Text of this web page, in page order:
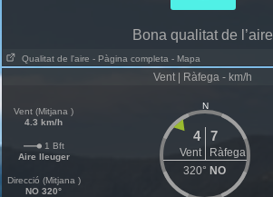
Bona qualitat de l’aire
Qualitat de l'aire - Pàgina completa - Mapa
Vent | Ràfega - km/h
Vent (Mitjana )
4.3 km/h
1 Bft
Aire lleuger
Direcció (Mitjana )
NO 320°
N
4 7
Vent
Ràfega
320° NO